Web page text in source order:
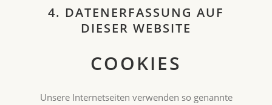
4. DATENERFASSUNG AUF
DIESER WEBSITE
COOKIES
Unsere Internetseiten verwenden so genannte